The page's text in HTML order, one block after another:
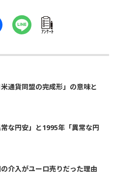
ｱﾝｹｰﾄ
米通貨同盟の完成形」の意味と
常な円安」と1995年「異常な円
の介入がユーロ売りだった理由